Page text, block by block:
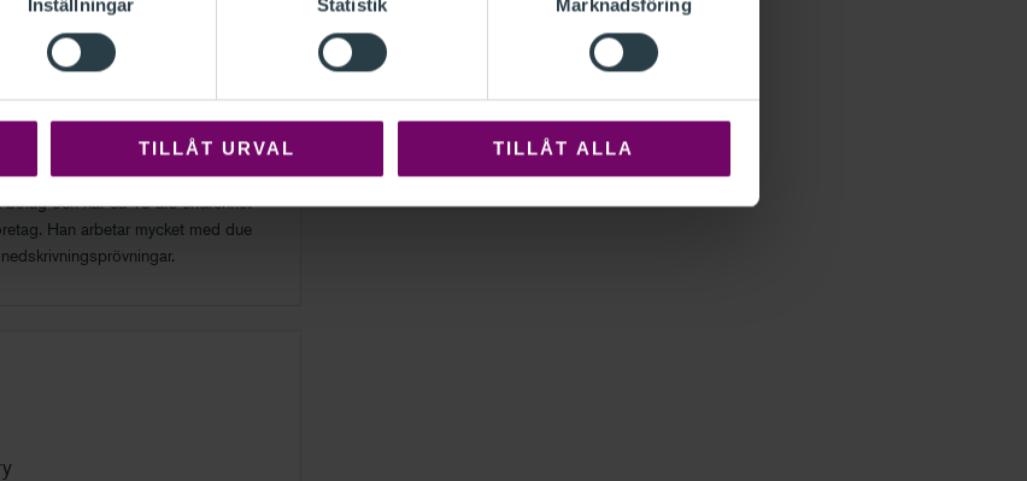
Inställningar Statistik Marknadsföring
TILLÅT URVAL TILLÅT ALLA
Advisory AB och har tidigare
och PWC. Claes arbetar
och har ca 15 års erfarenhet
Han arbetar mycket med due